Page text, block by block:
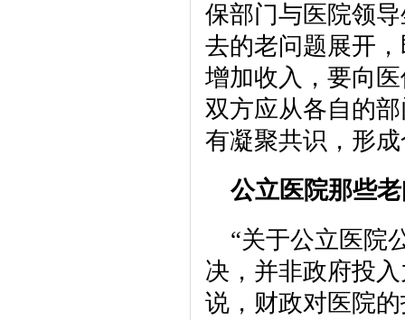
保部门与医院领
去的老问题展开
增加收入，要向
双方应从各自的
有凝聚共识，形
公立医院那些
“关于公立医院
决，并非政府投
说，财政对医院